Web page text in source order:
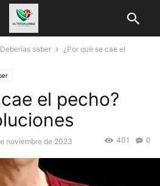
Deberías saber
¿Por qué se cae el
el pecho?
noviembre de 2023 0
401